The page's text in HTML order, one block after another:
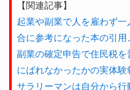
【関連記事】
起業や副業で人を雇わず
合に参考になった本の引用
副業の確定申告で住民税
にばれなかったかの実体験
サラリーマンは自分から行